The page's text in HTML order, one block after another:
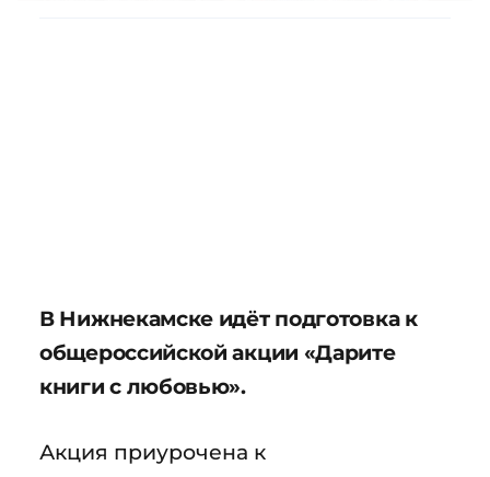
В Нижнекамске идёт подготовка к
общероссийской акции «Дарите
книги с любовью».
Акция приурочена к